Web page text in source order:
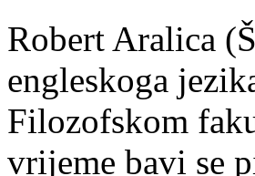
Robert Aralica
engleskoga
Filozofskom
vrijeme bavi se